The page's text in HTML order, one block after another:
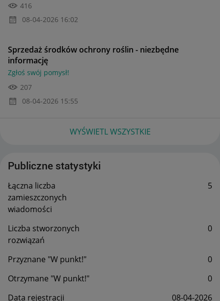
416
‎08-04-2026 16:02
Sprzedaż środków ochrony roślin - niezbędne
informację
Zgłoś swój pomysł!
207
‎08-04-2026 15:55
WYŚWIETL WSZYSTKIE
Publiczne statystyki
Łączna liczba
zamieszczonych
wiadomości
5
Liczba stworzonych
rozwiązań
0
Przyznane "W punkt!"
0
Otrzymane "W punkt!"
0
Data rejestracji
‎08-04-2026